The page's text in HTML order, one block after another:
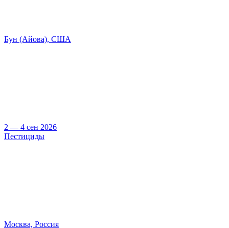
Бун (Айова), США
2 — 4 сен 2026
Пестициды
Москва, Россия